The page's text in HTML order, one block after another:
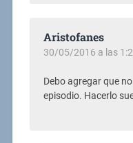
Aristofanes
30/05/2016 a las
Debo agregar que
episodio. Hacerlo